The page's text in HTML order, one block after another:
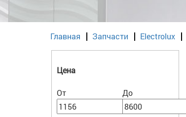
Главная Запчасти Electrolux
Цена
От До